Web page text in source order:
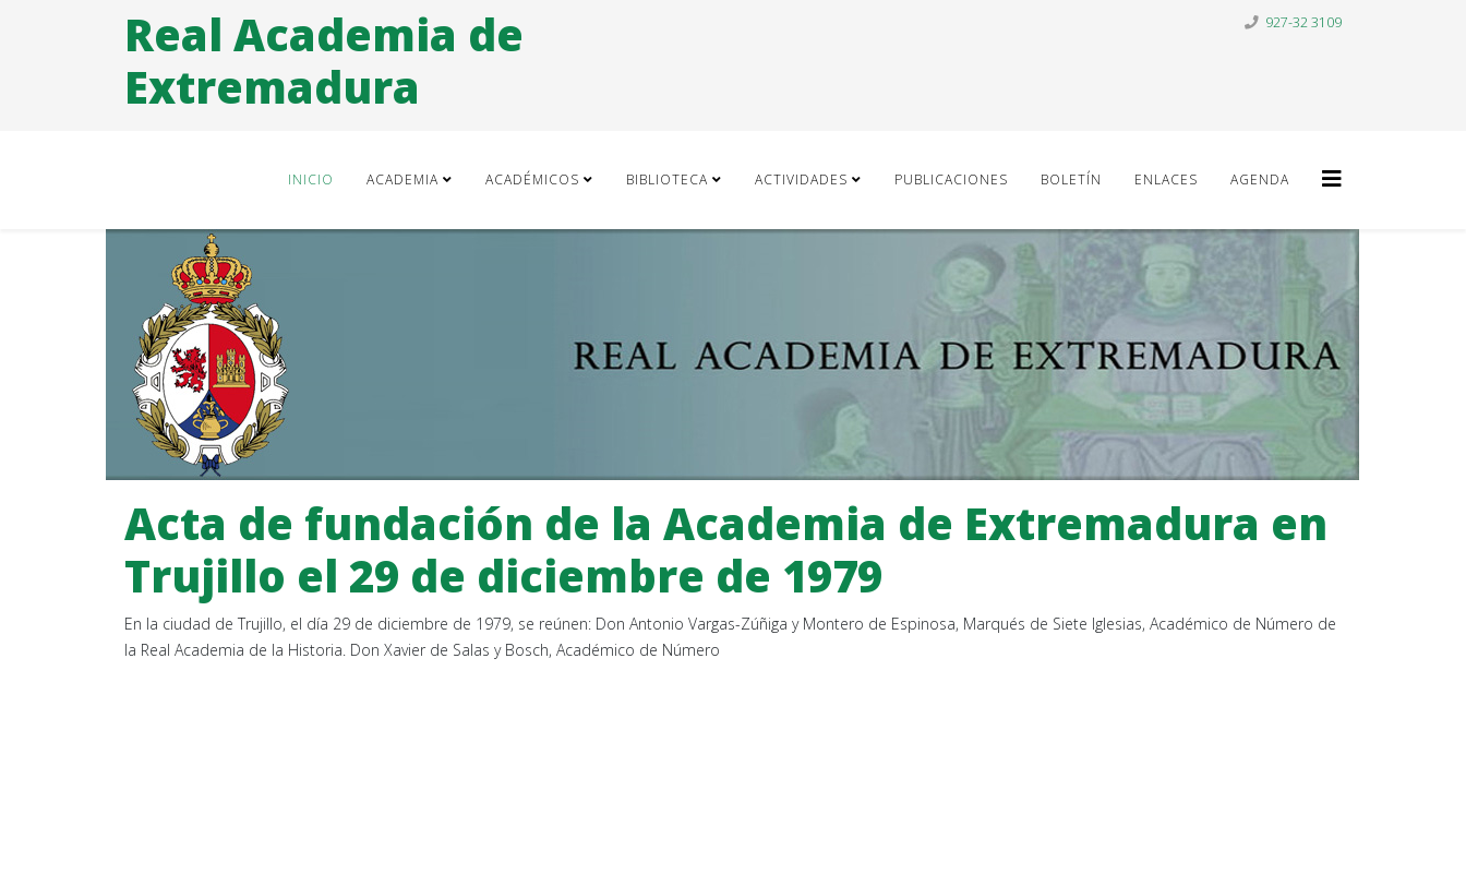
Real Academia de
Extremadura
927-32 3109
INICIO ACADEMIA ACADÉMICOS BIBLIOTECA ACTIVIDADES PUBLICACIONES BOLETÍN ENLACES AGENDA
Acta de fundación de la Academia de Extremadura en
Trujillo el 29 de diciembre de 1979
En la ciudad de Trujillo, el día 29 de diciembre de 1979, se reúnen: Don Antonio Vargas-Zúñiga y Montero de Espinosa, Marqués de Siete Iglesias, Académico de Número de
la Real Academia de la Historia. Don Xavier de Salas y Bosch, Académico de Número